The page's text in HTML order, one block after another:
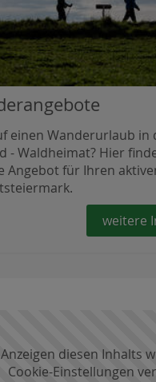
einen Wanderurlaub in
- Waldheimat? Hier
Angebot für Ihren
weitere
diesen Inhalts
Cookie-Einstellungen